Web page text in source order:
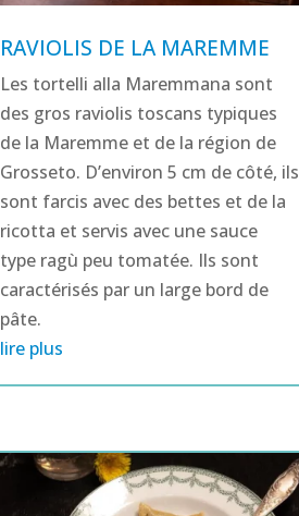
RAVIOLIS DE LA MAREMME
Les tortelli alla Maremmana sont
des gros raviolis toscans typiques
de la Maremme et de la région de
Grosseto. D’environ 5 cm de côté, ils
sont farcis avec des bettes et de la
ricotta et servis avec une sauce
type ragù peu tomatée. Ils sont
caractérisés par un large bord de
pâte.
lire plus